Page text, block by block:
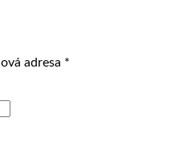
adresa *